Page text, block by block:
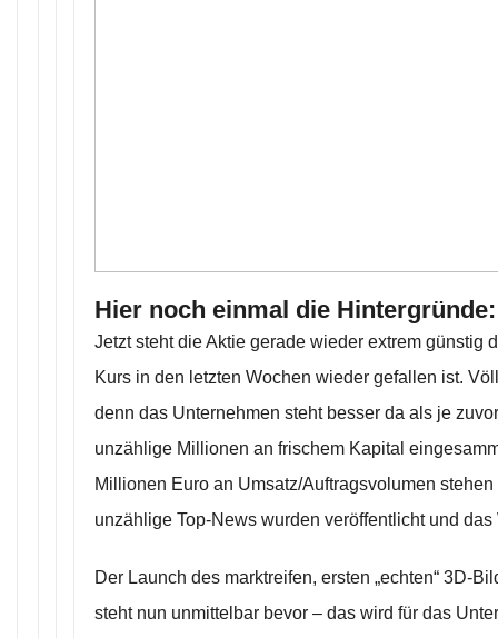
Hier noch einmal die Hintergründe:
Jetzt steht die Aktie gerade wieder extrem günstig
Kurs in den letzten Wochen wieder gefallen ist.
denn das Unternehmen steht besser da als je
unzählige Millionen an frischem Kapital
Millionen Euro an Umsatz/Auftragsvolumen
unzählige Top-News wurden veröffentlicht und das
Der Launch des marktreifen, ersten „echten“ 3D-
steht nun unmittelbar bevor – das wird für das